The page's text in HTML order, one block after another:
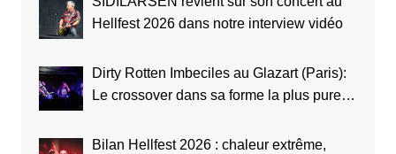
Hellfest 2026 dans notre interview vidéo
Dirty Rotten Imbeciles au Glazart (Paris):
Le crossover dans sa forme la plus pure
Bilan Hellfest 2026 : chaleur extrême,